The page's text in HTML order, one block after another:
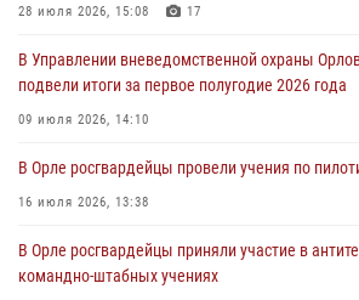
совершении противоправных действий
04 августа 2026, 14:21
04 августа 2026, 14:06
предоставлении госуслуг
03 августа 2026, 14:30
28 июля 2026, 15:08 17
В Управлении вневедомственной охраны
подвели итоги за первое полугодие 2026 года
09 июля 2026, 14:10
В Орле росгвардейцы провели учения по
16 июля 2026, 13:38
В Орле росгвардейцы приняли участие в
командно-штабных учениях